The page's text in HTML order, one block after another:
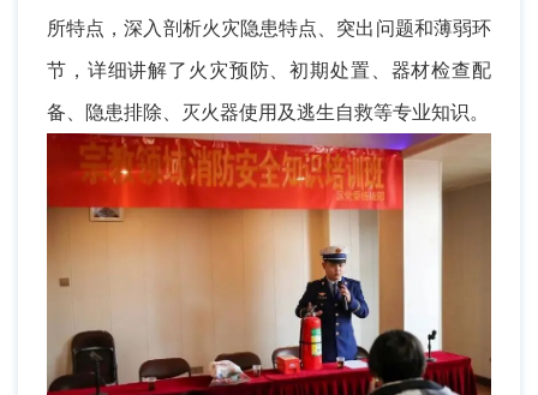
所特点，深入剖析火灾隐患特点、突出问题和薄弱环
节，详细讲解了火灾预防、初期处置、器材检查配
备、隐患排除、灭火器使用及逃生自救等专业知识。